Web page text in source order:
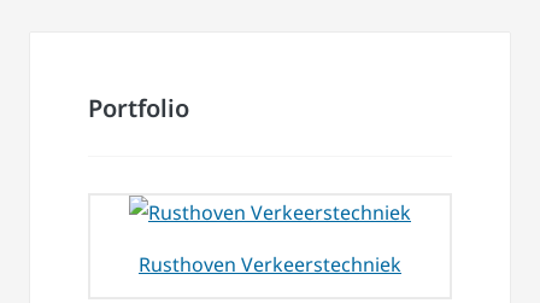
Portfolio
Rusthoven Verkeerstechniek